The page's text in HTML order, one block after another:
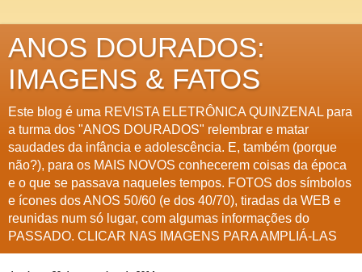
ANOS DOURADOS:
IMAGENS & FATOS
Este blog é uma REVISTA ELETRÔNICA QUINZENAL para
a turma dos "ANOS DOURADOS" relembrar e matar
saudades da infância e adolescência. E, também (porque
não?), para os MAIS NOVOS conhecerem coisas da época
e o que se passava naqueles tempos. FOTOS dos símbolos
e ícones dos ANOS 50/60 (e dos 40/70), tiradas da WEB e
reunidas num só lugar, com algumas informações do
PASSADO. CLICAR NAS IMAGENS PARA AMPLIÁ-LAS